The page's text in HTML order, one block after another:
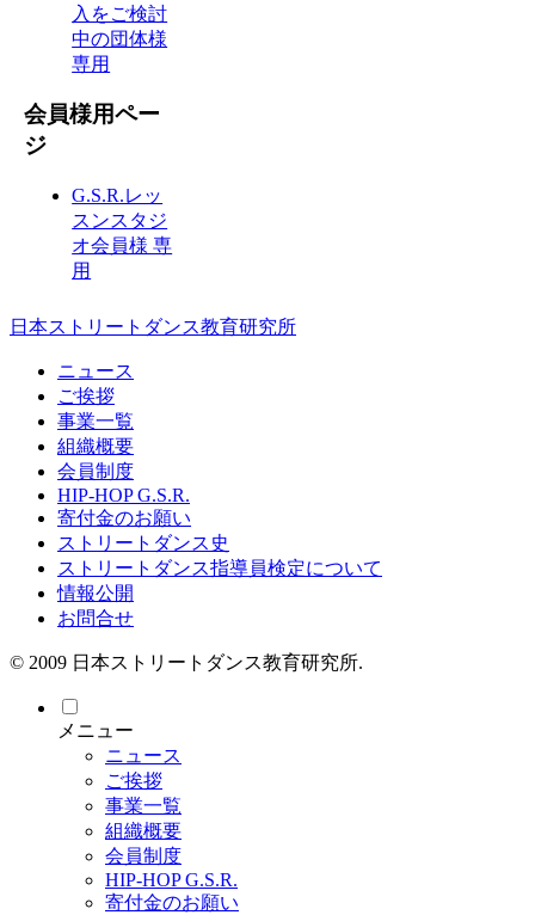
入をご検討
中の団体様
専用
会員様用ペー
ジ
G.S.R.レッ
スンスタジ
オ会員様 専
用
日本ストリートダンス教育研究所
ニュース
ご挨拶
事業一覧
組織概要
会員制度
HIP-HOP G.S.R.
寄付金のお願い
ストリートダンス史
ストリートダンス指導員検定について
情報公開
お問合せ
© 2009 日本ストリートダンス教育研究所.
メニュー
ニュース
ご挨拶
事業一覧
組織概要
会員制度
HIP-HOP G.S.R.
寄付金のお願い